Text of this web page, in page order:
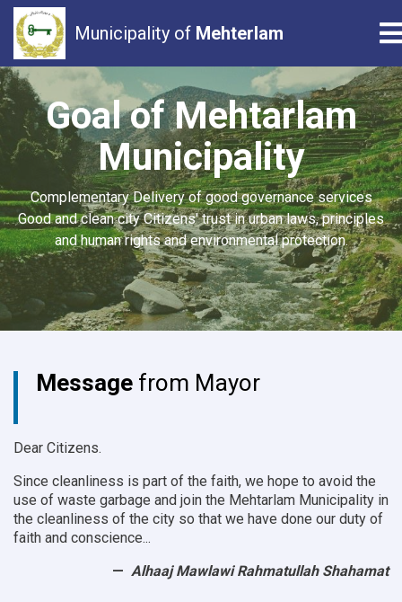
to
main
content
Municipality of Mehterlam
Goal of Mehtarlam
Municipality
Complementary Delivery of good governance services
Good and clean city Citizens' trust in urban laws, principles
and human rights and environmental protection.
Message from Mayor
Dear Citizens.
Since cleanliness is part of the faith, we hope to avoid the
use of waste garbage and join the Mehtarlam Municipality in
the cleanliness of the city so that we have done our duty of
faith and conscience...
Alhaaj Mawlawi Rahmatullah Shahamat